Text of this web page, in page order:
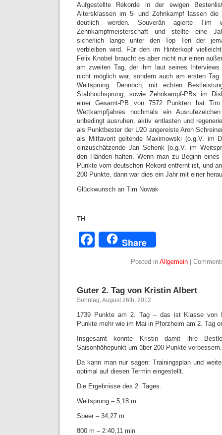
Aufgestellte Rekorde in der ewigen
Altersklassen im 5- und Zehnkampf lassen die
deutlich werden. Souverän agierte Tim
Zehnkampfmeisterschaft und stellte eine
sicherlich lange unter den Top Ten der
verbleiben wird. Für den im Hinterkopf
Felix Knobel braucht es aber nicht nur einen
am zweiten Tag, der ihm laut seines Interviews
nicht möglich war, sondern auch am ersten Tag
Weitsprung. Dennoch, mit echten
Stabhochsprung, sowie Zehnkampf-PBs im
einer Gesamt-PB von 7572 Punkten hat
Wettkampfjahres nochmals ein
unbedingt ausruhen, aktiv entlasten und
als Punktbester der U20 angereiste Aron
als Mitfavorit geltende Maximowski (o.g.V. im
einzuschätzende Jan Schenk (o.g.V. im
den Händen halten. Wenn man zu Beginn
Punkte vom deutschen Rekord entfernt ist, und
200 Punkte, dann war dies ein Jahr mit einer
Glückwunsch an Tim Nowak
TH
Facebook
Share
Posted in Allgemein|
Guter 2. Tag von Kristin Albert
Sonntag, August 26th, 2012
1739 Punkte am 2. Tag – das ist Klasse von
Punkte mehr wie im Mai in Pforzheim am 2. Tag
Insgesamt konnte Kristin damit ihre
Saisonhöhepunkt um über 200 Punkte verbessern.
Da kann man nur sagen: Trainingsplan und
optimal auf diesen Termin eingestellt.
Die Ergebnisse des 2. Tages.
Weitsprung – 5,18 m
Speer – 34,27 m
800 m – 2:40,11 min